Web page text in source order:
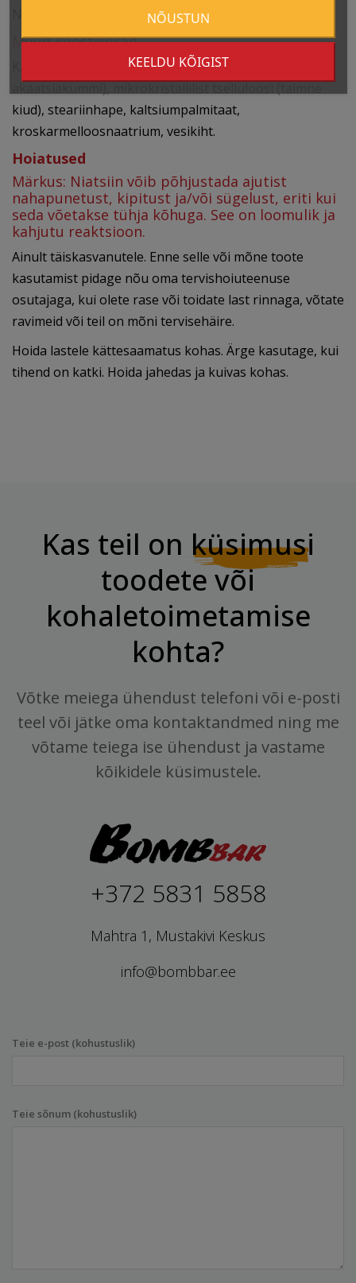
Muud koostisosad
Kaltsiumkarbonaat (võib sisaldada maltodekstriini,
kiud), steariinhape, kaltsiumpalmitaat,
kroskarmelloosnaatrium, vesikiht.
Hoiatused
Märkus: Niatsiin võib põhjustada ajutist
nahapunetust, kipitust ja/või sügelust, eriti kui
seda võetakse tühja kõhuga. See on loomulik ja
kahjutu reaktsioon.
Ainult täiskasvanutele. Enne selle või mõne toote
kasutamist pidage nõu oma tervishoiuteenuse
osutajaga, kui olete rase või toidate last rinnaga, võtate
ravimeid või teil on mõni tervisehäire.
Hoida lastele kättesaamatus kohas. Ärge kasutage, kui
tihend on katki. Hoida jahedas ja kuivas kohas.
Kas teil on küsimusi
toodete või
kohaletoimetamise
kohta?
Võtke meiega ühendust telefoni või e-posti
teel või jätke oma kontaktandmed ning me
võtame teiega ise ühendust ja vastame
kõikidele küsimustele.
+372 5831 5858
Mahtra 1, Mustakivi Keskus
info@bombbar.ee
Teie e-post (kohustuslik)
Teie sõnum (kohustuslik)
KEELDU KÕIGIST
NÕUSTUN